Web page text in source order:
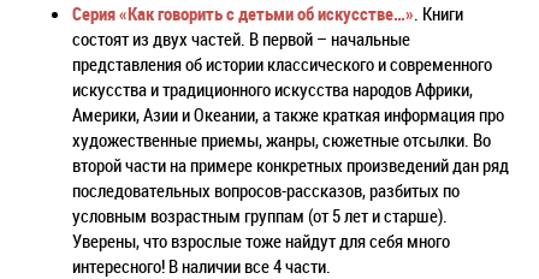
Серия «Как говорить с детьми об искусстве…». Книги
состоят из двух частей. В первой – начальные
представления об истории классического и современного
искусства и традиционного искусства народов Африки,
Америки, Азии и Океании, а также краткая информация про
художественные приемы, жанры, сюжетные отсылки. Во
второй части на примере конкретных произведений дан ряд
последовательных вопросов-рассказов, разбитых по
условным возрастным группам (от 5 лет и старше).
Уверены, что взрослые тоже найдут для себя много
интересного! В наличии все 4 части.